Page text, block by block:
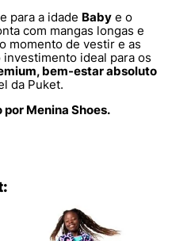
para a idade Baby e o
com mangas longas e
momento de vestir e as
investimento ideal para os
bem-estar absoluto
da Puket.
Menina Shoes.